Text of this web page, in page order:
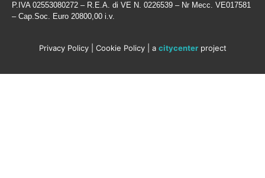
P.IVA 02553080272 – R.E.A. di VE N. 0226539 – Nr Mecc. VE017581
– Cap.Soc. Euro 20800,00 i.v.
Privacy Policy| Cookie Policy| a citycenterproject